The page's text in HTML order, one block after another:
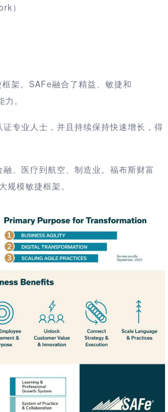
）
架。SAFe融合了精益、敏捷和
。
专业人士，并且持续保持快速增长，得
、医疗到航空、制造业。福布斯财富
模敏捷框架。